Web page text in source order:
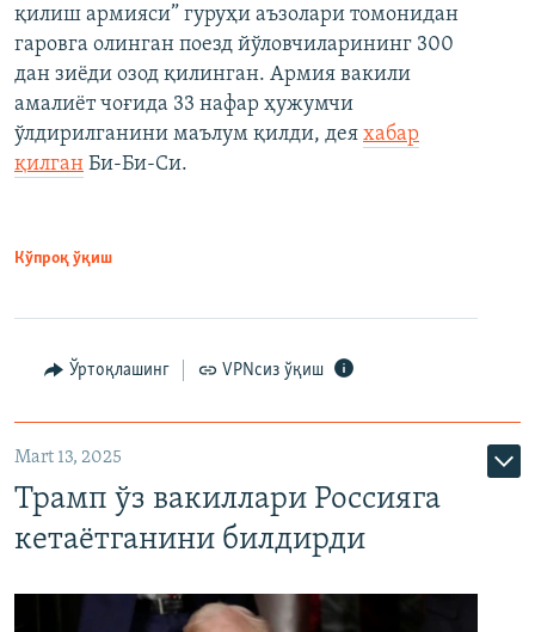
қилиш армияси” гуруҳи аъзолари томонидан
гаровга олинган поезд йўловчиларининг 300
дан зиёди озод қилинган. Армия вакили
амалиёт чоғида 33 нафар ҳужумчи
ўлдирилганини маълум қилди, дея хабар
қилган Би-Би-Си.
Кўпроқ ўқиш
Ўртоқлашинг VPNсиз ўқиш
Mart 13, 2025
Трамп ўз вакиллари Россияга
кетаётганини билдирди